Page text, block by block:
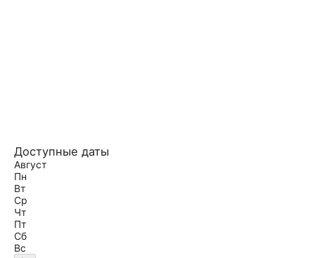
Доступные даты
Август
Пн
Вт
Ср
Чт
Пт
Сб
Вс